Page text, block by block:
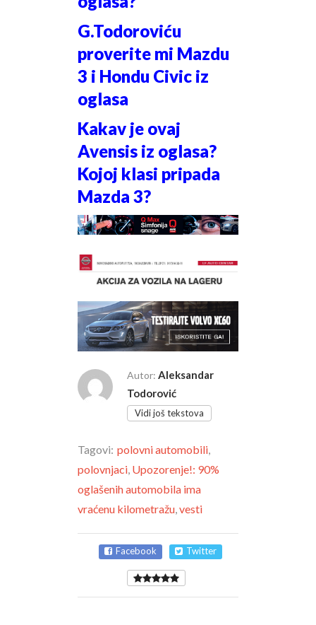
G.Todoroviću
proverite mi Mazdu
3 i Hondu Civic iz
oglasa
Kakav je ovaj
Avensis iz oglasa?
Kojoj klasi pripada
Mazda 3?
Autor: Aleksandar
Todorović
Vidi još tekstova
Tagovi: polovni automobili
polovnjaci Upozorenje!: 90%
oglašenih automobila ima
vraćenu kilometražu vesti
Facebook Twitter